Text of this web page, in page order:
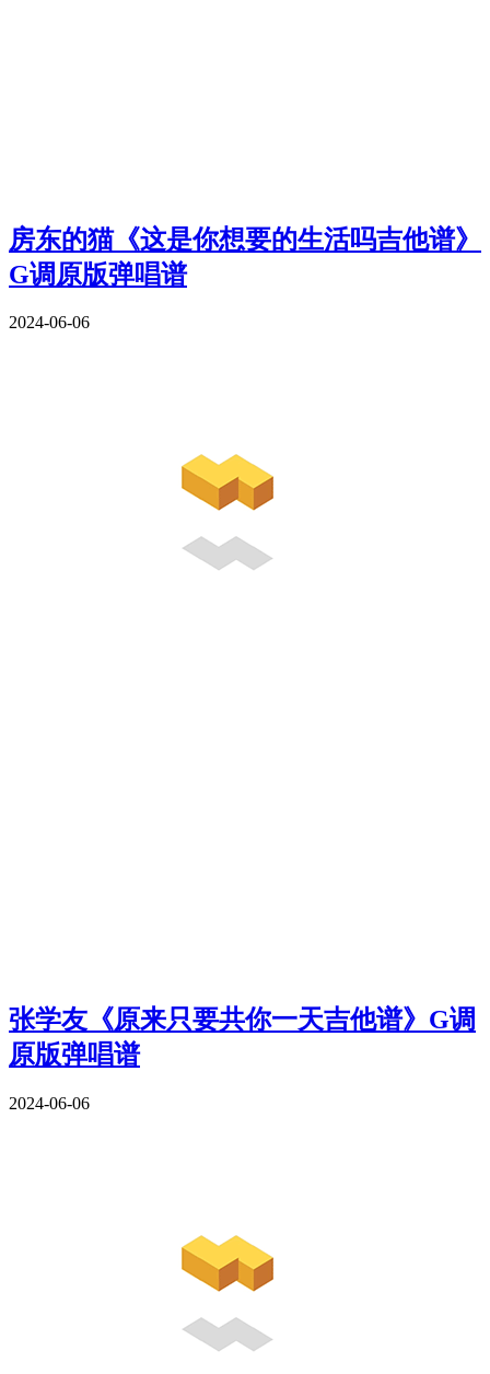
房东的猫《这是你想要的生活吗吉他谱》
G调原版弹唱谱
2024-06-06
张学友《原来只要共你一天吉他谱》G调
原版弹唱谱
2024-06-06